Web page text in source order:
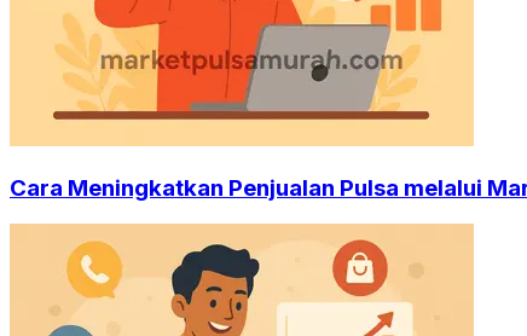
Cara Meningkatkan Penjualan Pulsa melalui